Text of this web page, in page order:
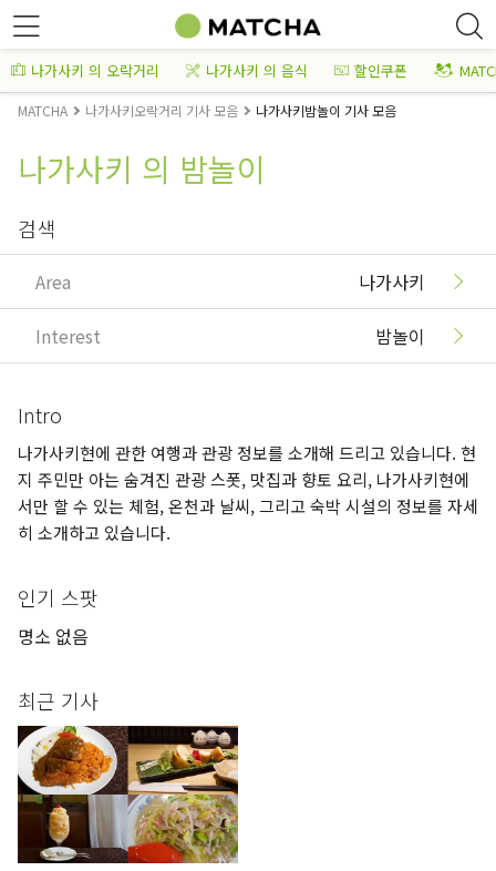
나가사키 의 오락거리 나가사키 의 음식 할인쿠폰
MATCHA 나가사키오락거리 기사 모음 나가사키밤놀이 기사 모음
나가사키 의 밤놀이
검색
Area 나가사키
Interest 밤놀이
Intro
나가사키현에 관한 여행과 관광 정보를 소개해 드리고 있습니다. 현
지 주민만 아는 숨겨진 관광 스폿, 맛집과 향토 요리, 나가사키현에
서만 할 수 있는 체험, 온천과 날씨, 그리고 숙박 시설의 정보를 자세
히 소개하고 있습니다.
인기 스팟
명소 없음
최근 기사